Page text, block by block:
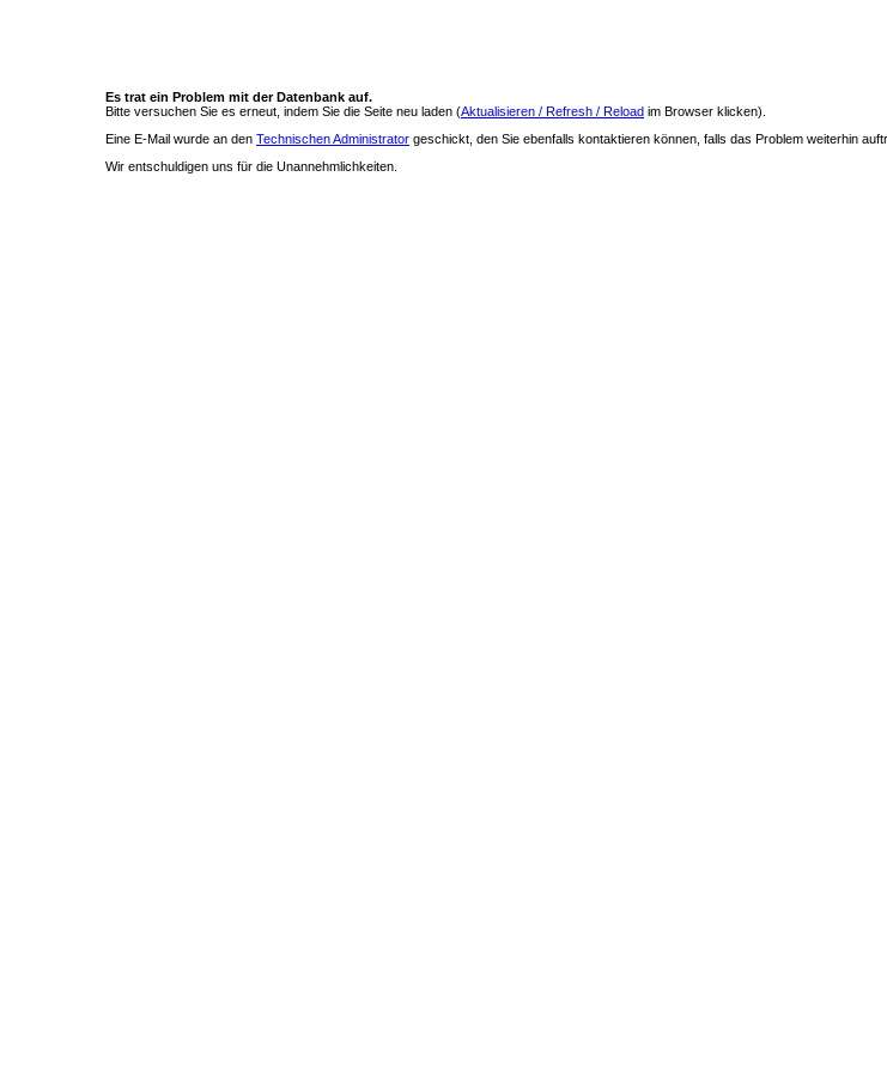
Es trat ein Problem mit der Datenbank auf.
Bitte versuchen Sie es erneut, indem Sie die Seite neu laden (Aktualisieren / Refresh / Reload im Browser klicken).
Eine E-Mail wurde an den Technischen Administrator geschickt, den Sie ebenfalls kontaktieren können, falls das Problem weiterhin
Wir entschuldigen uns für die Unannehmlichkeiten.